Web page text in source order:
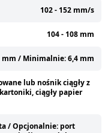
102 - 152 mm/s
104 - 108 mm
mm / Minimalnie: 6,4 mm
lub nośnik ciągły z
ciągły papier
/ Opcjonalnie: port